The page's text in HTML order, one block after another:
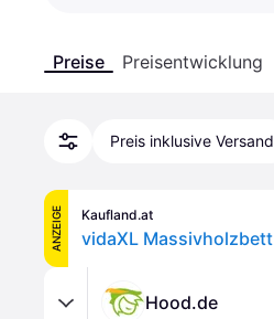
Preise Preisentwicklung
Preis inklusive Versand
ANZEIGE Kaufland.at
Hood.de